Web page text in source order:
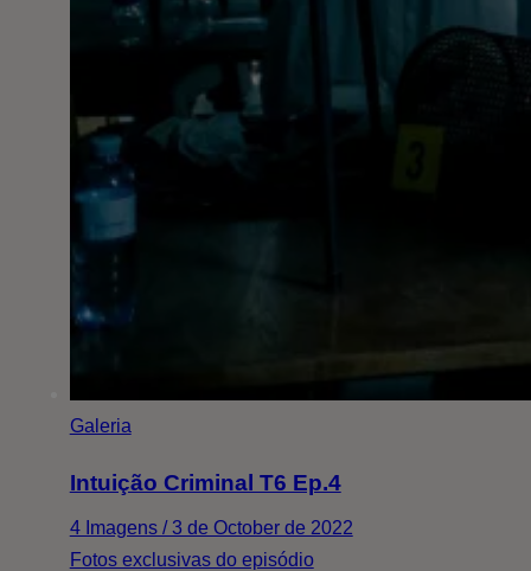
Galeria
Intuição Criminal T6 Ep.4
4 Imagens / 3 de October de 2022
Fotos exclusivas do episódio